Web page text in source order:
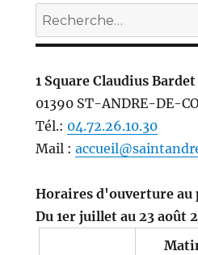
Recherche
pour :
1 Square Claudius Bardet
01390 ST-ANDRE-DE-
Tél.: 04.72.26.10.30
Mail :
Horaires d'ouverture au
Du 1er juillet au 23 août